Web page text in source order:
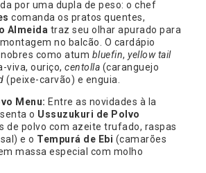
por uma dupla de peso: o chef
comanda os pratos quentes,
Almeida traz seu olhar apurado para
no balcão. O cardápio
como atum bluefin, yellow tail
viva, ouriço, centolla (caranguejo
(peixe-carvão) e enguia.
Menu: Entre as novidades à la
o Ussuzukuri de Polvo
de polvo com azeite trufado, raspas
e o Tempurá de Ebi (camarões
massa especial com molho